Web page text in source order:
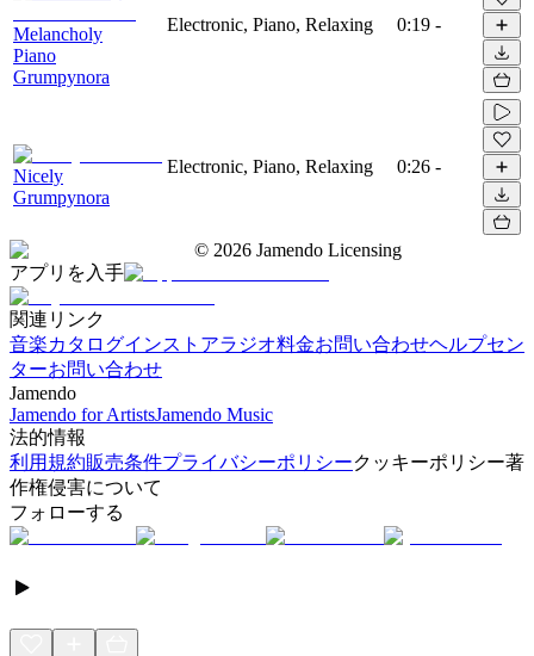
Melancholy
Piano
Grumpynora
Electronic, Piano, Relaxing 0:19 -
Nicely
Grumpynora
Electronic, Piano, Relaxing 0:26 -
© 2026 Jamendo Licensing
アプリを入手
関連リンク
音楽カタログインストアラジオ料金お問い合わせヘルプセン
ターお問い合わせ
Jamendo
Jamendo for ArtistsJamendo Music
法的情報
利用規約販売条件プライバシーポリシークッキーポリシー著
作権侵害について
フォローする